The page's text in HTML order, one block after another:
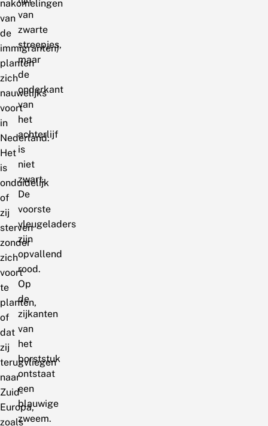
nakomelingen
van
de
immigranten)
planten
zich
nauwelijks
voort
in
Nederland.
Het
is
onduidelijk
of
zij
sterven
zonder
zich
voort
te
planten,
of
dat
zij
terugvliegen
naar
Zuid-
Europa,
zoals
van
zwarte
streepjes,
maar
de
onderkant
van
het
achterlijf
is
niet
zwart.
De
voorste
vleugeladers
zijn
opvallend
rood.
Op
de
zijkanten
van
het
borststuk
ontstaat
een
blauwige
zweem.